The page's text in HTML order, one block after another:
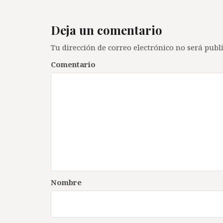
Deja un comentario
Tu dirección de correo electrónico no será
Comentario
Nombre